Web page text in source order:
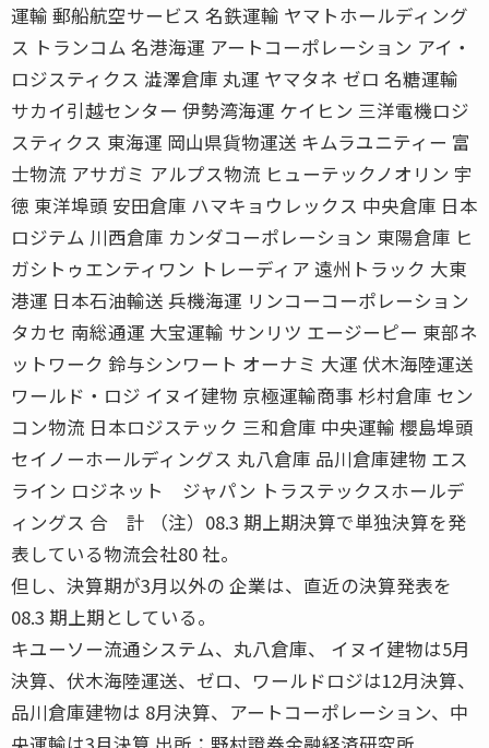
運輸 郵船航空サービス 名鉄運輸 ヤマトホールディング
ス トランコム 名港海運 アートコーポレーション アイ・
ロジスティクス 澁澤倉庫 丸運 ヤマタネ ゼロ 名糖運輸
サカイ引越センター 伊勢湾海運 ケイヒン 三洋電機ロジ
スティクス 東海運 岡山県貨物運送 キムラユニティー 富
士物流 アサガミ アルプス物流 ヒューテックノオリン 宇
徳 東洋埠頭 安田倉庫 ハマキョウレックス 中央倉庫 日本
ロジテム 川西倉庫 カンダコーポレーション 東陽倉庫 ヒ
ガシトゥエンティワン トレーディア 遠州トラック 大東
港運 日本石油輸送 兵機海運 リンコーコーポレーション
タカセ 南総通運 大宝運輸 サンリツ エージーピー 東部ネ
ットワーク 鈴与シンワート オーナミ 大運 伏木海陸運送
ワールド・ロジ イヌイ建物 京極運輸商事 杉村倉庫 セン
コン物流 日本ロジステック 三和倉庫 中央運輸 櫻島埠頭
セイノーホールディングス 丸八倉庫 品川倉庫建物 エス
ライン ロジネット ジャパン トラステックスホールデ
ィングス 合 計 （注）08.3 期上期決算で単独決算を発
表している物流会社80 社。
但し、決算期が3月以外の 企業は、直近の決算発表を
08.3 期上期としている。
キユーソー流通システム、丸八倉庫、 イヌイ建物は5月
決算、伏木海陸運送、ゼロ、ワールドロジは12月決算、
品川倉庫建物は 8月決算、アートコーポレーション、中